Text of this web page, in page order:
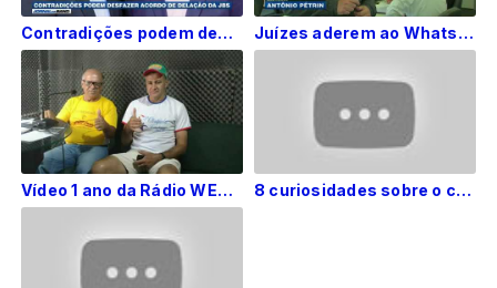
Contradições podem desfazer acordo de delação da JBS Juízes aderem ao WhatsApp para agilizar processos
Vídeo 1 ano da Rádio WEB Regional 8 curiosidades sobre o comportamento humano